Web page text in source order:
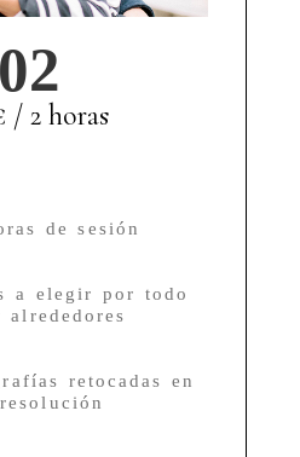
02
/ 2 horas
de sesión
a elegir por todo
alrededores
retocadas en